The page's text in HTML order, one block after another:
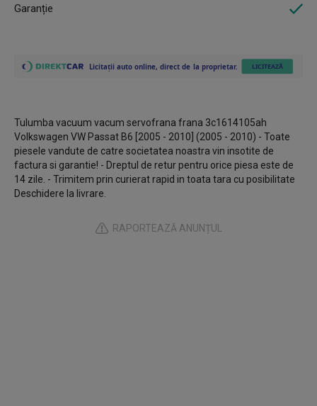
Garanție
Tulumba vacuum vacum servofrana frana 3c1614105ah
Volkswagen VW Passat B6 [2005 - 2010] (2005 - 2010) - Toate
piesele vandute de catre societatea noastra vin insotite de
factura si garantie! - Dreptul de retur pentru orice piesa este de
14 zile. - Trimitem prin curierat rapid in toata tara cu posibilitate
Deschidere la livrare.
RAPORTEAZĂ ANUNȚUL